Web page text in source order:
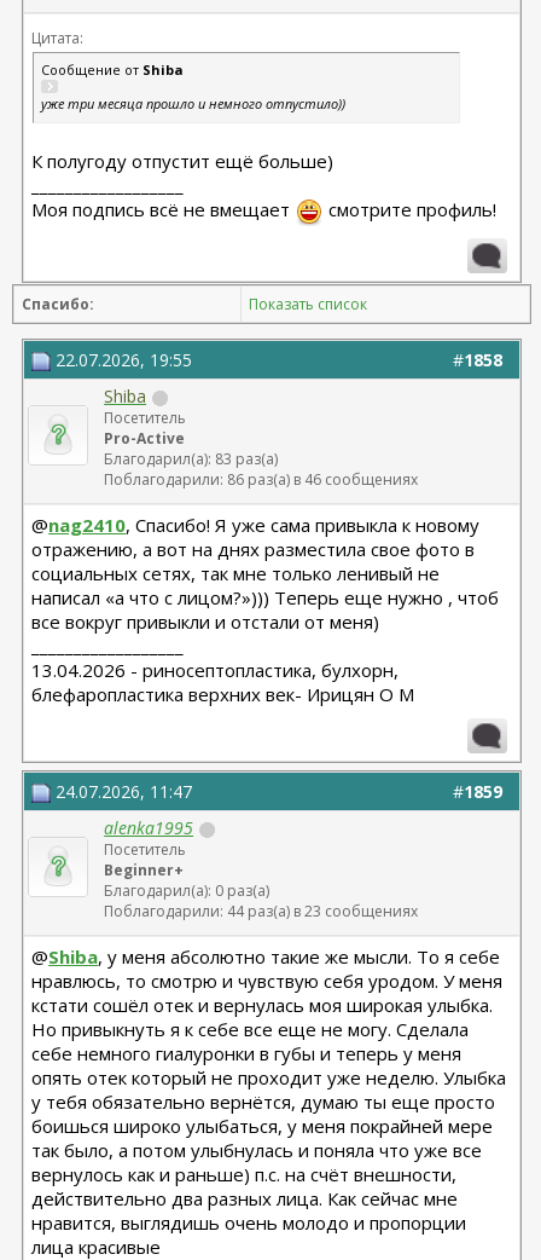
Цитата:
Сообщение от Shiba
уже три месяца прошло и немного отпустило))
К полугоду отпустит ещё больше)
Моя подпись всё не вмещает
смотрите профиль!
Спасибо: Показать список
#1858
22.07.2026, 19:55
Shiba
Посетитель
Pro-Active
Благодарил(а): 83 раз(а)
Поблагодарили: 86 раз(а) в 46 сообщениях
@nag2410, Спасибо! Я уже сама привыкла к новому
отражению, а вот на днях разместила свое фото в
социальных сетях, так мне только ленивый не
написал «а что с лицом?»))) Теперь еще нужно , чтоб
все вокруг привыкли и отстали от меня)
13.04.2026 - риносептопластика, булхорн,
блефаропластика верхних век- Ирицян О М
#1859
24.07.2026, 11:47
alenka1995
Посетитель
Beginner+
Благодарил(а): 0 раз(а)
Поблагодарили: 44 раз(а) в 23 сообщениях
@Shiba, у меня абсолютно такие же мысли. То я себе
нравлюсь, то смотрю и чувствую себя уродом. У меня
кстати сошёл отек и вернулась моя широкая улыбка.
Но привыкнуть я к себе все еще не могу. Сделала
себе немного гиалуронки в губы и теперь у меня
опять отек который не проходит уже неделю. Улыбка
у тебя обязательно вернётся, думаю ты еще просто
боишься широко улыбаться, у меня покрайней мере
так было, а потом улыбнулась и поняла что уже все
вернулось как и раньше) п.с. на счёт внешности,
действительно два разных лица. Как сейчас мне
нравится, выглядишь очень молодо и пропорции
лица красивые